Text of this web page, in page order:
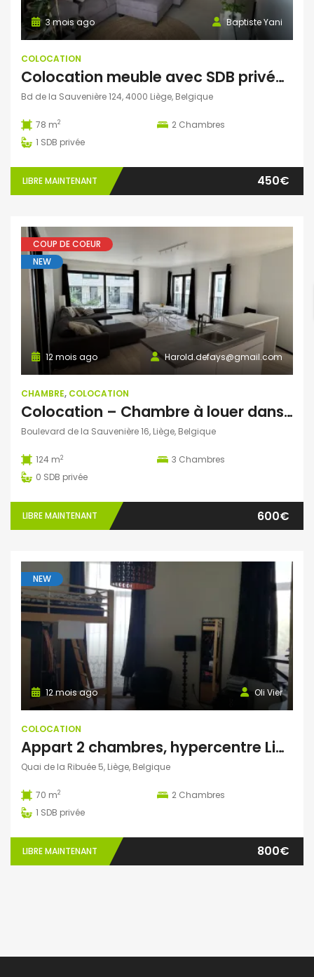
Baptiste Yani
3 mois ago
COLOCATION
Colocation meuble avec SDB privée (deux colocs) 400€
Bd de la Sauvenière 124, 4000 Liège, Belgique
78 m2 2 Chambres
1 SDB privée
LIBRE MAINTENANT 450€
COUP DE COEUR
NEW
Harold.defays@gmail.com
12 mois ago
CHAMBRE, COLOCATION
Colocation – Chambre à louer dans un appartement neuf au centre de Liège
Boulevard de la Sauvenière 16, Liège, Belgique
124 m2 3 Chambres
0 SDB privée
LIBRE MAINTENANT 600€
NEW
Oli Vier
12 mois ago
COLOCATION
Appart 2 chambres, hypercentre Liège, balcon sur Meuse
Quai de la Ribuée 5, Liège, Belgique
70 m2 2 Chambres
1 SDB privée
LIBRE MAINTENANT 800€